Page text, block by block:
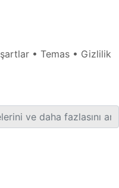
şartlar • Temas • Gizlilik